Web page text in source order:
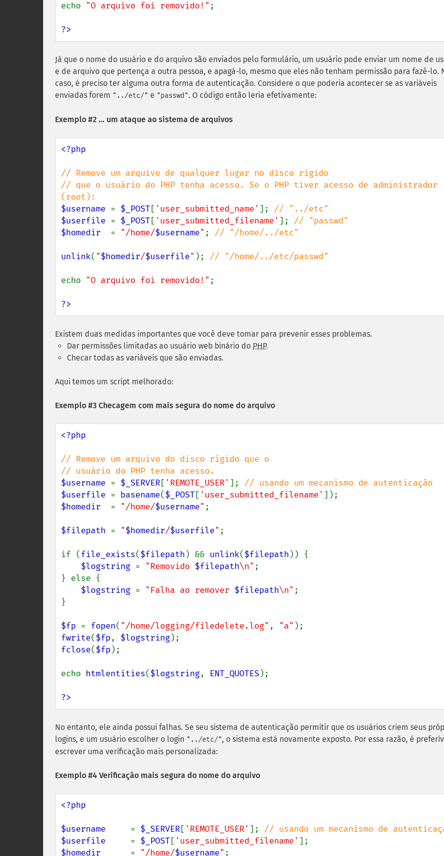
echo "O arquivo foi removido!" ;
?>
Já que o nome do usuário e do arquivo são enviados pelo formulário, um usuário pode enviar um nome de
e de arquivo que pertença a outra pessoa, e apagá-lo, mesmo que eles não tenham permissão para fazê-lo.
caso, é preciso ter alguma outra forma de autenticação. Considere o que poderia acontecer se as variáveis
enviadas forem "../etc/" e "passwd". O código então leria efetivamente:
Exemplo #2 ... um ataque ao sistema de arquivos
<?php
// Remove um arquivo de qualquer lugar no disco rígido
// que o usuário do PHP tenha acesso. Se o PHP tiver acesso de administrador
$username = $_POST[ 'user_submitted_name' ];
$userfile = $_POST[ 'user_submitted_filename' ];
$homedir = "/home/$username" ; // "/home/../etc"
unlink( "$homedir/$userfile" ); // "/home/../etc/passwd"
echo "O arquivo foi removido!" ;
?>
Existem duas medidas importantes que você deve tomar para prevenir esses problemas.
Dar permissões limitadas ao usuário web binário do PHP.
Checar todas as variáveis que são enviadas.
Aqui temos um script melhorado:
Exemplo #3 Checagem com mais segura do nome do arquivo
<?php
// Remove um arquivo do disco rígido que o
$username = $_SERVER[ 'REMOTE_USER' ];
$userfile = basename($_POST[ 'user_submitted_filename'
$homedir = "/home/$username" ;
$filepath = "$homedir/$userfile" ;
if (file_exists($filepath ) && unlink($filepath )) {
$logstring = "Removido $filepath\n" ;
} else {
$logstring = "Falha ao remover $filepath\n" ;
}
$fp = fopen( "/home/logging/filedelete.log" , "a"
fwrite($fp, $logstring
fclose($fp );
echo htmlentities($logstring, ENT_QUOTES);
?>
No entanto, ele ainda possui falhas. Se seu sistema de autenticação permitir que os usuários criem seus
logins, e um usuário escolher o login "../etc/", o sistema está novamente exposto. Por essa razão, é
escrever uma verificação mais personalizada:
Exemplo #4 Verificação mais segura do nome do arquivo
<?php
$username = $_SERVER[ 'REMOTE_USER' ];
$userfile = $_POST[ 'user_submitted_filename'
$homedir = "/home/$username" ;